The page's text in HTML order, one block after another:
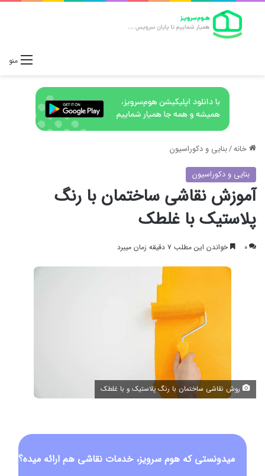
منو
خانه/بنایی و دکوراسیون
بنایی و دکوراسیون
آموزش نقاشی ساختمان با رنگ
پلاستیک با غلطک
۰ خواندن این مطلب ۷ دقیقه زمان میبرد
روش نقاشی ساختمان با رنگ پلاستیک و با غلطک
میدونستی که هوم سرویز، خدمات نقاشی هم ارائه میده؟